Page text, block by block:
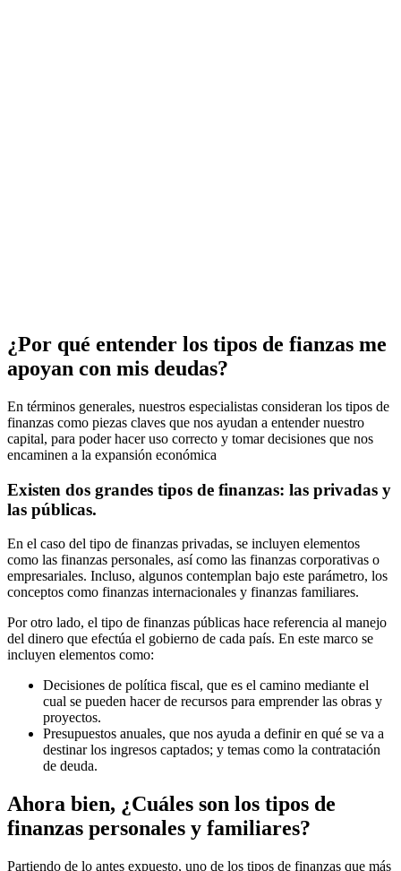
¿Por qué entender los tipos de fianzas me
apoyan con mis deudas?
En términos generales, nuestros especialistas consideran los tipos de
finanzas como piezas claves que nos ayudan a entender nuestro
capital, para poder hacer uso correcto y tomar decisiones que nos
encaminen a la expansión económica
Existen dos grandes tipos de finanzas: las privadas y
las públicas.
En el caso del tipo de finanzas privadas, se incluyen elementos
como las finanzas personales, así como las finanzas corporativas o
empresariales. Incluso, algunos contemplan bajo este parámetro, los
conceptos como finanzas internacionales y finanzas familiares.
Por otro lado, el tipo de finanzas públicas hace referencia al manejo
del dinero que efectúa el gobierno de cada país. En este marco se
incluyen elementos como:
Decisiones de política fiscal, que es el camino mediante el
cual se pueden hacer de recursos para emprender las obras y
proyectos.
Presupuestos anuales, que nos ayuda a definir en qué se va a
destinar los ingresos captados; y temas como la contratación
de deuda.
Ahora bien, ¿Cuáles son los tipos de
finanzas personales y familiares?
Partiendo de lo antes expuesto, uno de los tipos de finanzas que más